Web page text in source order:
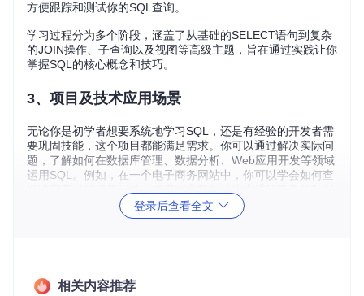
方便跟踪和测试你的SQL查询。
学习过程分为多个阶段，涵盖了从基础的SELECT语句到复杂
的JOIN操作、子查询以及视图等高级主题，旨在通过实践让你
掌握SQL的核心概念和技巧。
3、项目及技术应用场景
无论你是初学者想要系统地学习SQL，还是有经验的开发者需
要巩固技能，这个项目都能满足需求。你可以通过解决实际问
题，了解如何在数据库管理、数据分析、Web应用开发等领域
运用SQL。例如，在一个电子商务网站中，你可以学会如何查
引导你亲自动手编写SQL语句。
登录后查看全文
相关内容推荐